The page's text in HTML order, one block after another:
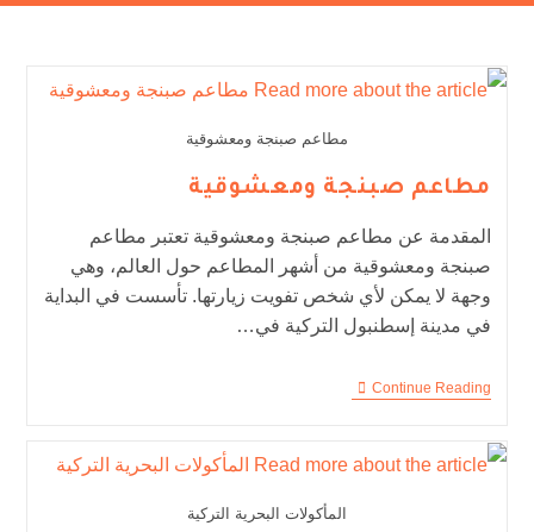
مطاعم صبنجة ومعشوقية
مطاعم صبنجة ومعشوقية
المقدمة عن مطاعم صبنجة ومعشوقية تعتبر مطاعم
صبنجة ومعشوقية من أشهر المطاعم حول العالم، وهي
وجهة لا يمكن لأي شخص تفويت زيارتها. تأسست في البداية
في مدينة إسطنبول التركية في…
Continue Reading
المأكولات البحرية التركية